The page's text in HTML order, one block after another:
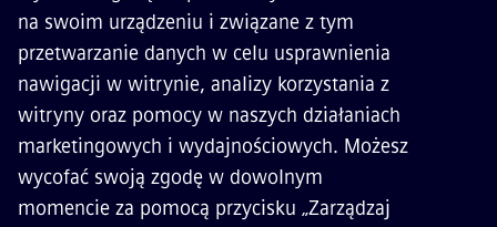
KONTAKT
KARIERA
Siemens Mobility 2026
Polityka prywatności